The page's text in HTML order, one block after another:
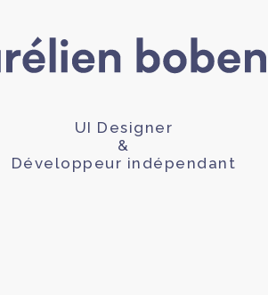
UI Designer
&
Développeur indépendant